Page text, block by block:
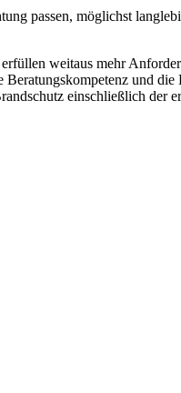
passen, möglichst
weitaus mehr
und
einschließlich der